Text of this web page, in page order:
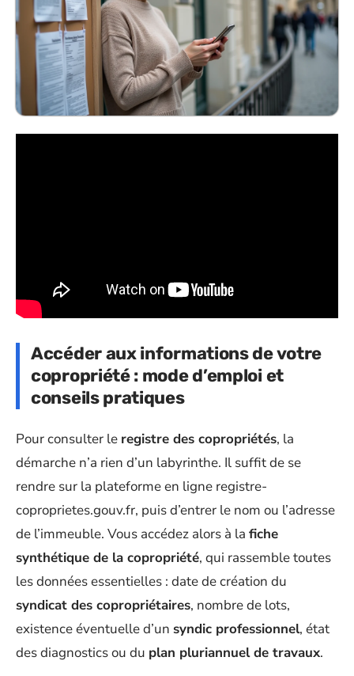
Accéder aux informations de votre
copropriété : mode d’emploi et
conseils pratiques
Pour consulter le registre des copropriétés, la
démarche n’a rien d’un labyrinthe. Il suffit de se
rendre sur la plateforme en ligne registre-
coproprietes.gouv.fr, puis d’entrer le nom ou l’adresse
de l’immeuble. Vous accédez alors à la fiche
synthétique de la copropriété, qui rassemble toutes
les données essentielles : date de création du
syndicat des copropriétaires, nombre de lots,
existence éventuelle d’un syndic professionnel, état
des diagnostics ou du plan pluriannuel de travaux.